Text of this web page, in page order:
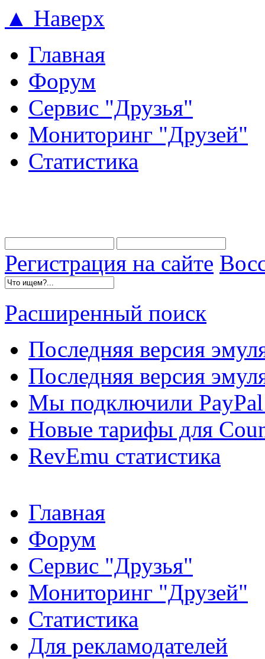
▲ Наверх
Главная
Форум
Сервис "Друзья"
Мониторинг "Друзей"
Статистика
Регистрация на сайте
Расширенный поиск
Последняя версия
Последняя версия
Мы подключили PayPal
Новые тарифы для
RevEmu статистика
Главная
Форум
Сервис "Друзья"
Мониторинг "Друзей"
Статистика
Для рекламодателей